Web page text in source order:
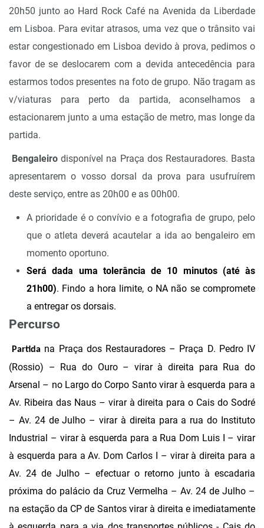
20h50 junto ao Hard Rock Café na Avenida da Liberdade
em Lisboa. Para evitar atrasos, uma vez que o trânsito vai
estar congestionado em Lisboa devido à prova, pedimos o
favor de se deslocarem com a devida antecedência para
estarmos todos presentes na foto de grupo. Não tragam as
v/viaturas para perto da partida, aconselhamos a
estacionarem junto a uma estação de metro, mas longe da
partida.
Bengaleiro disponível na Praça dos Restauradores. Basta
apresentarem o vosso dorsal da prova para usufruírem
deste serviço, entre as 20h00 e as 00h00.
A prioridade é o convívio e a fotografia de grupo, pelo
que o atleta deverá acautelar a ida ao bengaleiro em
momento oportuno.
Será dada uma tolerância de 10 minutos (até às
21h00). Findo a hora limite, o NA não se compromete
a entregar os dorsais.
Percurso
Partida na Praça dos Restauradores – Praça D. Pedro IV
(Rossio) – Rua do Ouro – virar à direita para Rua do
Arsenal – no Largo do Corpo Santo virar à esquerda para a
Av. Ribeira das Naus – virar à direita para o Cais do Sodré
– Av. 24 de Julho – virar à direita para a rua do Instituto
Industrial – virar à esquerda para a Rua Dom Luis I – virar
à esquerda para a Av. Dom Carlos I – virar à direita para a
Av. 24 de Julho – efectuar o retorno junto à escadaria
próxima do palácio da Cruz Vermelha – Av. 24 de Julho –
na estação da CP de Santos virar à direita e imediatamente